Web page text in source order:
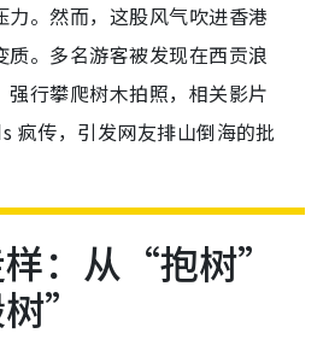
力。然而，这股风气吹进香港
质。多名游客被发现在西贡浪
强行攀爬树木拍照，相关影片
疯传，引发网友排山倒海的批
：从“抱树”
”